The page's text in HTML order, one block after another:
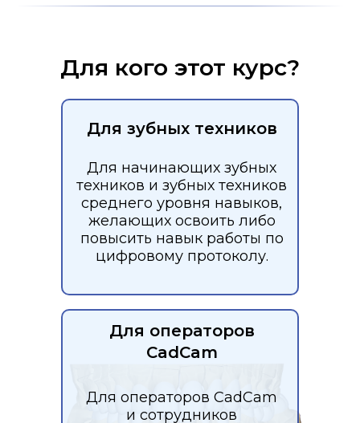
Для кого этот курс?
Для зубных техников
Для начинающих зубных
техников и зубных техников
среднего уровня навыков,
желающих освоить либо
повысить навык работы по
цифровому протоколу.
Для операторов
CadCam
Для операторов CadCam
и сотрудников